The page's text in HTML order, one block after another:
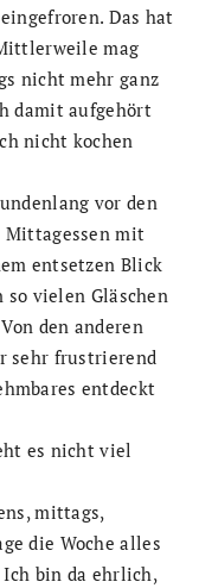
Das hat
mag
nicht mehr ganz
damit aufgehört
nicht kochen
vor den
Mittagessen mit
entsetzen Blick
vielen Gläschen
den anderen
sehr frustrierend
entdeckt
es nicht viel
mittags,
die Woche alles
bin da ehrlich,